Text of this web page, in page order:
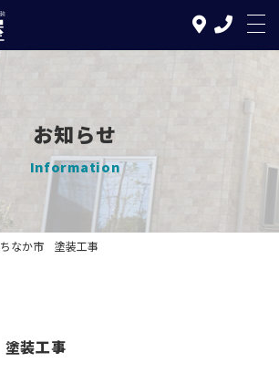
TOP
中田屋の特徴
塗装について
施工実績
お知らせ
Information
なか市 塗装工事
装工事